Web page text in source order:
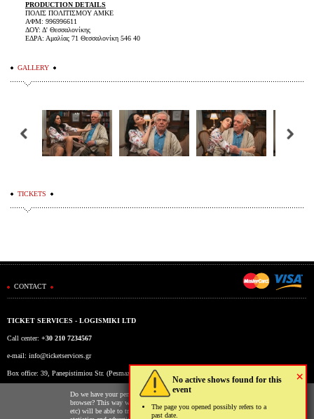
×
No active shows found for this
event
The page you opened possibly refers to a
past date.
PRODUCTION DETAILS
ΠΟΛΙΣ ΠΟΛΙΤΙΣΜΟΥ ΑΜΚΕ
ΑΦΜ: 996996611
ΔΟΥ: Δ' Θεσσαλονίκης
ΕΔΡΑ: Αμαλίας 71 Θεσσαλονίκη 546 40
GALLERY
TICKETS
CONTACT
TICKET SERVICES - LOGISMIKI LTD
Call center: +30 210 7234567
e-mail: info@ticketservices.gr
Box office: 39, Panepistimiou Str. (Pesmazoglou Arc), Athens, Greece
Working hours: Mon-Fri: 9am-5pmDo we have your permission to store cookies to your
browser? This way we and third parties (Google, Facebook
etc) will be able to track your usage of our website for